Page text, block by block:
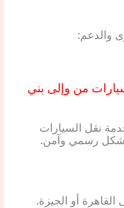
والدعم:
من وإلى بني
نقل السيارات
رسمي وآمن.
أو الجيزة.